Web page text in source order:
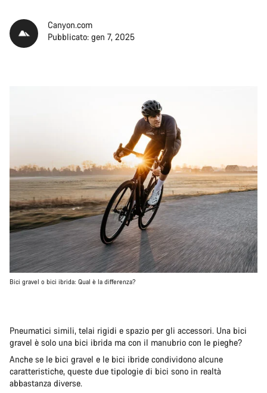
Canyon.com
Pubblicato: gen 7, 2025
Bici gravel o bici ibrida: Qual è la differenza?
Pneumatici simili, telai rigidi e spazio per gli accessori. Una bici
gravel è solo una bici ibrida ma con il manubrio con le pieghe?
Anche se le bici gravel e le bici ibride condividono alcune
caratteristiche, queste due tipologie di bici sono in realtà
abbastanza diverse.